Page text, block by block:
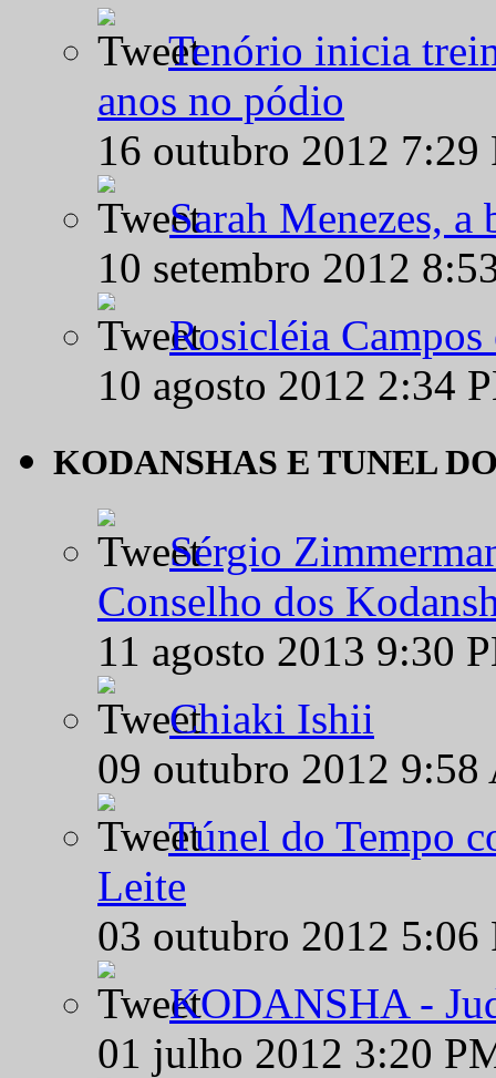
Tenório inicia
anos no pódio
16 outubro 2012
Sarah Menezes,
10 setembro 2012
Rosicléia
10 agosto 2012 2:34
KODANSHAS E TUNEL
Sérgio
Conselho dos
11 agosto 2013 9:30
Chiaki Ishii
09 outubro 2012
Túnel do Tempo
Leite
03 outubro 2012
KODANSHA -
01 julho 2012 3:20